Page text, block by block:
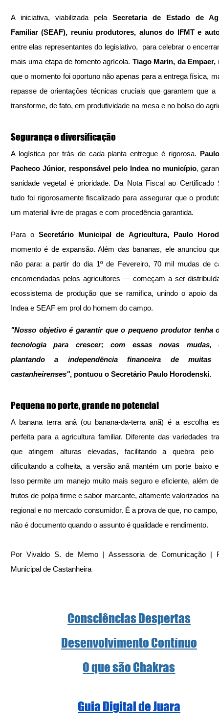
A iniciativa, viabilizada pela Secretaria de Estado de
Familiar (SEAF), reuniu produtores, alunos do IFMT e
entre elas representantes do legislativo,  para celebrar o
mais uma etapa de fomento agrícola. Tiago Marin, da Empaer,
que o momento foi oportuno não apenas para a entrega física,
repasse de orientações técnicas cruciais que garantem que a
transforme, de fato, em produtividade na mesa e no bolso do
Segurança e diversificação
A logística por trás de cada planta entregue é rigorosa.
Pacheco Júnior, responsável pelo Indea no município,
sanidade vegetal é prioridade. Da Nota Fiscal ao Certificado
tudo foi rigorosamente fiscalizado para assegurar que o
um material livre de pragas e com procedência garantida.
Para o Secretário Municipal de Agricultura, Paulo
momento é de expansão. Além das bananas, ele anunciou
não para: a partir do dia 1º de Fevereiro, 70 mil mudas de
encomendadas pelos agricultores — começam a ser
ecossistema de produção que se ramifica, unindo o apoio da
Indea e SEAF em prol do homem do campo.
"Nosso objetivo é garantir que o pequeno produtor tenha
tecnologia para crescer; com essas novas mudas,
plantando a independência financeira de muitas
castanheirenses", pontuou o Secretário Paulo Horodenski.
Pequena no porte, grande no potencial
A banana terra anã (ou banana-da-terra anã) é a escolha
perfeita para a agricultura familiar. Diferente das variedades
que atingem alturas elevadas, facilitando a quebra
dificultando a colheita, a versão anã mantém um porte baixo
Isso permite um manejo muito mais seguro e eficiente, além
frutos de polpa firme e sabor marcante, altamente valorizados
regional e no mercado consumidor. É a prova de que, no
não é documento quando o assunto é qualidade e rendimento.
Por Vivaldo S. de Memo | Assessoria de Comunicação |
Municipal de Castanheira
Consciências Despertas
Desenvolvimento Contínuo
O que são Chakras
Guia Digital de Juara